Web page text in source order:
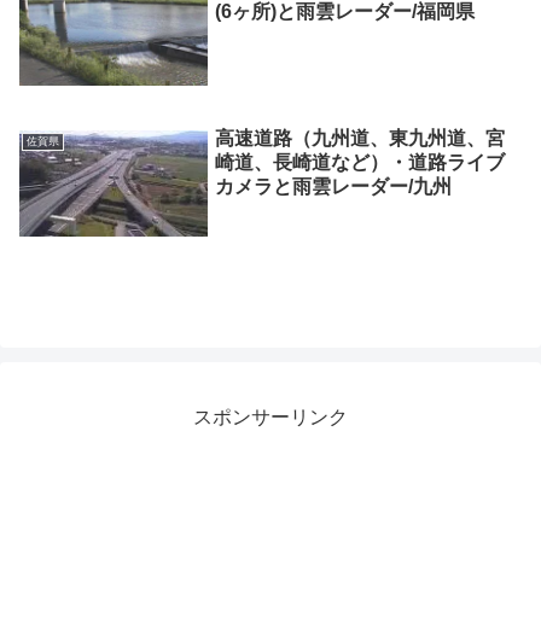
(6ヶ所)と雨雲レーダー/福岡県
佐賀県
高速道路（九州道、東九州道、宮
崎道、長崎道など）・道路ライブ
カメラと雨雲レーダー/九州
スポンサーリンク